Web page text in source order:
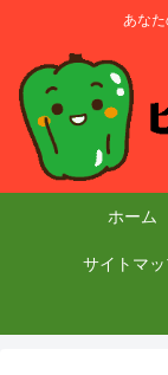
あなた
ホーム
サイトマ